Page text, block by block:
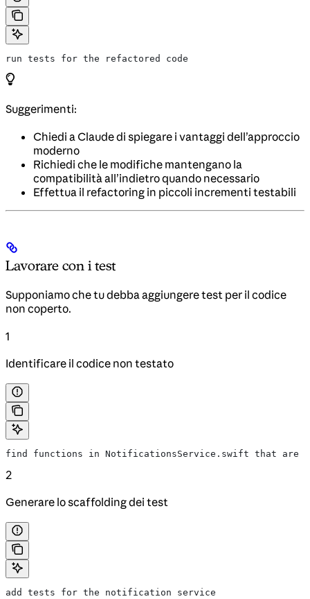
run tests for the refactored code
Suggerimenti:
Chiedi a Claude di spiegare i vantaggi dell’approccio
moderno
Richiedi che le modifiche mantengano la
compatibilità all’indietro quando necessario
Effettua il refactoring in piccoli incrementi testabili
Lavorare con i test
Supponiamo che tu debba aggiungere test per il codice
non coperto.
1
Identificare il codice non testato
find functions in NotificationsService.swift that are
2
Generare lo scaffolding dei test
add tests for the notification service